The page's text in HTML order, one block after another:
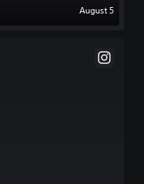
August 5